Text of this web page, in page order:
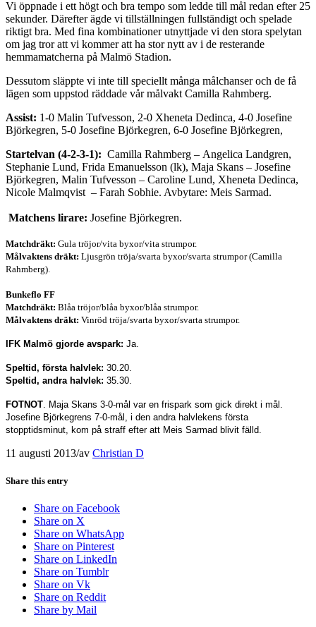
Vi öppnade i ett högt och bra tempo som ledde till mål redan efter 25
sekunder. Därefter ägde vi tillställningen fullständigt och spelade
riktigt bra. Med fina kombinationer utnyttjade vi den stora spelytan
om jag tror att vi kommer att ha stor nytt av i de resterande
hemmamatcherna på Malmö Stadion.
Dessutom släppte vi inte till speciellt många målchanser och de få
lägen som uppstod räddade vår målvakt Camilla Rahmberg.
Assist: 1-0 Malin Tufvesson, 2-0 Xheneta Dedinca, 4-0 Josefine
Björkegren, 5-0 Josefine Björkegren, 6-0 Josefine Björkegren,
Startelvan (4-2-3-1): Camilla Rahmberg – Angelica Landgren,
Stephanie Lund, Frida Emanuelsson (lk), Maja Skans – Josefine
Björkegren, Malin Tufvesson – Caroline Lund, Xheneta Dedinca,
Nicole Malmqvist – Farah Sobhie. Avbytare: Meis Sarmad.
Matchens lirare: Josefine Björkegren.
Matchdräkt: Gula tröjor/vita byxor/vita strumpor.
Målvaktens dräkt: Ljusgrön tröja/svarta byxor/svarta strumpor (Camilla
Rahmberg).
Bunkeflo FF
Matchdräkt: Blåa tröjor/blåa byxor/blåa strumpor.
Målvaktens dräkt: Vinröd tröja/svarta byxor/svarta strumpor.
IFK Malmö gjorde avspark: Ja.
Speltid, första halvlek: 30.20.
Speltid, andra halvlek: 35.30.
FOTNOT. Maja Skans 3-0-mål var en frispark som gick direkt i mål.
Josefine Björkegrens 7-0-mål, i den andra halvlekens första
stopptidsminut, kom på straff efter att Meis Sarmad blivit fälld.
11 augusti 2013/av Christian D
Share this entry
Share on Facebook
Share on X
Share on WhatsApp
Share on Pinterest
Share on LinkedIn
Share on Tumblr
Share on Vk
Share on Reddit
Share by Mail